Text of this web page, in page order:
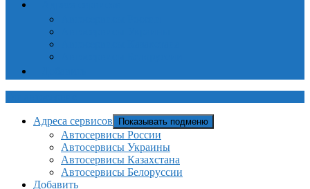
Адреса сервисов Показывать подменю
Автосервисы России
Автосервисы Украины
Автосервисы Казахстана
Автосервисы Белоруссии
Добавить